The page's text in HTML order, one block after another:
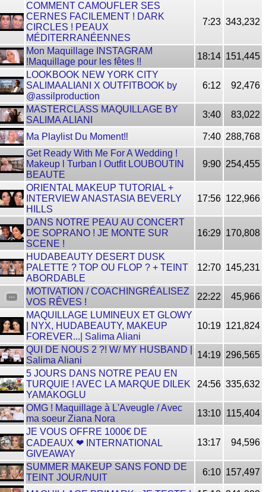
COMMENT CAMOUFLER SES
CERNES FACILEMENT ! DARK
CIRCLES ! PEAUX
MÉDITERRANÉENNES
7:23 343,232
Mon Maquillage INSTAGRAM
!Maquillage pour les fêtes !!
18:14 151,445
LOOKBOOK NEW YORK CITY
SALIMAALIANI X OUTFITBOOK by
@assilproduction
6:12 92,476
MASTERCLASS MAQUILLAGE BY
SALIMA ALIANI
3:40 83,022
Ma Playlist Du Moment‼️ 7:40 288,768
Get Ready With Me For A Wedding !
Makeup l Turban l Outfit LOUBOUTIN
BEAUTE
9:90 254,455
ORIENTAL MAKEUP TUTORIAL +
INTERVIEW ANASTASIA BEVERLY
HILLS
17:56 122,966
DANS NOTRE PEAU AU CONCERT
DE SOPRANO ! JE MONTE SUR
SCENE !
16:29 170,808
HUDABEAUTY DESERT DUSK
PALETTE ? TOP OU FLOP ? + TEINT
ABORDABLE
12:70 145,231
MOTIVATION / COACHINGRÉALISEZ
VOS RÊVES !
22:22
45,966
MAQUILLAGE LUMINEUX ET GLOWY
| NYX, HUDABEAUTY, MAKEUP
FOREVER...| Salima Aliani
10:19 121,824
QUI DE NOUS 2 ?! W/ MY HUSBAND |
Salima Aliani
14:19 296,565
5 JOURS DANS NOTRE PEAU EN
TURQUIE ! AVEC LA MARQUE DILEK
YAMAKOGLU
24:56 335,632
OMG ! Maquillage à L'Aveugle / Avec
ma soeur Ziana Nora
13:10 115,404
JE VOUS OFFRE 1000€ DE
CADEAUX ❤ INTERNATIONAL
GIVEAWAY
13:17 94,596
SUMMER MAKEUP SANS FOND DE
TEINT JOUR/NUIT
6:10 157,497